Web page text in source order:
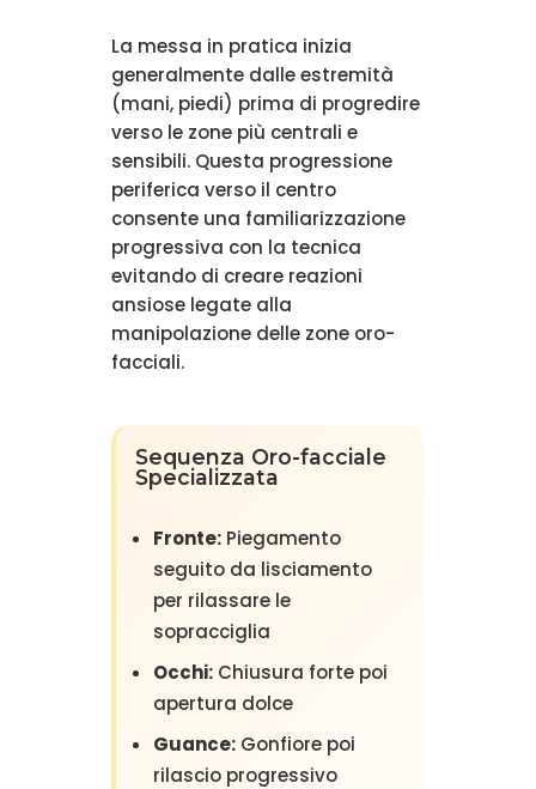
La messa in pratica inizia
generalmente dalle estremità
(mani, piedi) prima di progredire
verso le zone più centrali e
sensibili. Questa progressione
periferica verso il centro
consente una familiarizzazione
progressiva con la tecnica
evitando di creare reazioni
ansiose legate alla
manipolazione delle zone oro-
facciali.
Sequenza Oro-facciale
Specializzata
Fronte:Piegamento
seguito da lisciamento
per rilassare le
sopracciglia
Occhi:Chiusura forte poi
apertura dolce
Guance:Gonfiore poi
rilascio progressivo